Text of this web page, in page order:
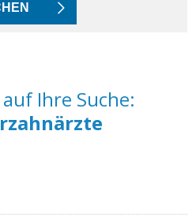
Ihre Suche: